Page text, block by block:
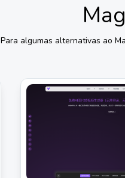
Para algumas alternativas ao